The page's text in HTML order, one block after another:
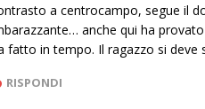
a centrocampo, segue il
anche qui ha
fatto in tempo. Il ragazzo si deve
RISPONDI